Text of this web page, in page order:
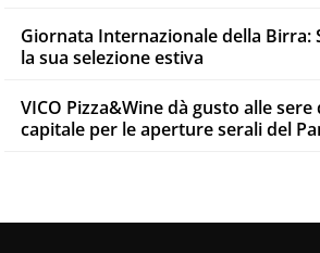
Giornata Internazionale della Birra:
la sua selezione estiva
VICO Pizza&Wine dà gusto alle
capitale per le aperture serali del